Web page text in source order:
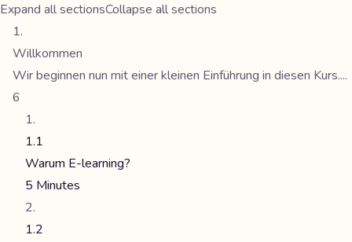
Expand all sectionsCollapse all sections
Willkommen
Wir beginnen nun mit einer kleinen Einführung in diesen Kurs....
6
1.1
Warum E-learning?
5 Minutes
1.2